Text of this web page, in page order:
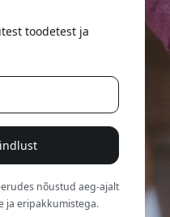
toodetest ja
nõustud aeg-ajalt
ja eripakkumistega.